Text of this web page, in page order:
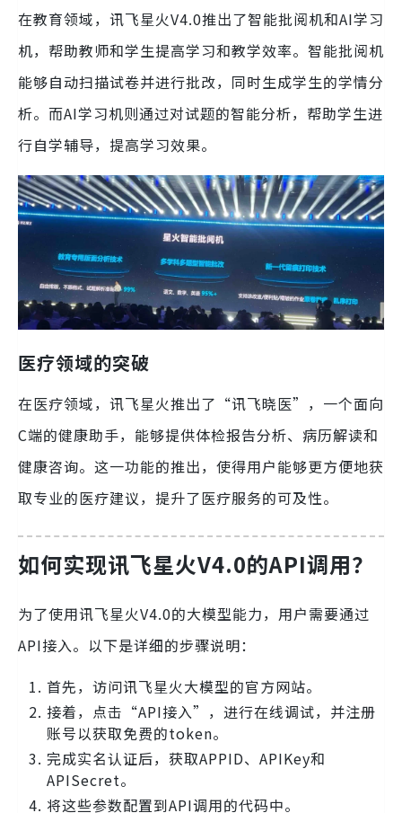
在教育领域，讯飞星火V4.0推出了智能批阅机和AI学习
机，帮助教师和学生提高学习和教学效率。智能批阅机
能够自动扫描试卷并进行批改，同时生成学生的学情分
析。而AI学习机则通过对试题的智能分析，帮助学生进
行自学辅导，提高学习效果。
医疗领域的突破
在医疗领域，讯飞星火推出了“讯飞晓医”，一个面向
C端的健康助手，能够提供体检报告分析、病历解读和
健康咨询。这一功能的推出，使得用户能够更方便地获
取专业的医疗建议，提升了医疗服务的可及性。
如何实现讯飞星火V4.0的API调用？
为了使用讯飞星火V4.0的大模型能力，用户需要通过
API接入。以下是详细的步骤说明：
首先，访问讯飞星火大模型的官方网站。
接着，点击“API接入”，进行在线调试，并注册
账号以获取免费的token。
完成实名认证后，获取APPID、APIKey和
APISecret。
将这些参数配置到API调用的代码中。